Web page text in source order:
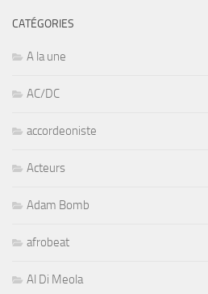
CATÉGORIES
A la une
AC/DC
accordeoniste
Acteurs
Adam Bomb
afrobeat
Al Di Meola